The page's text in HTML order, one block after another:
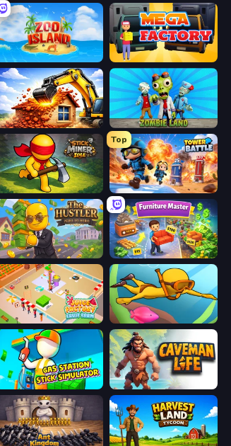
Zoo Island Mega Factory
City Constructor Zombie Land
Stick Miner Idle
Top
Tower Battle
The Hustler Furniture Master: Idle Tycoon
Juice Factory - Fruit Farm My Crystal Underwater
Gas Station - Stick Simulator Caveman Life